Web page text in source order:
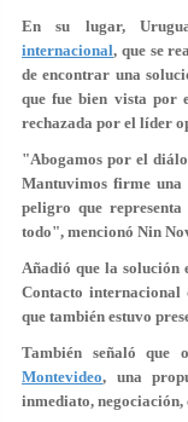
En su lugar,
internacional, que se
de encontrar una
que fue bien vista por
rechazada por el líder
"Abogamos por el
Mantuvimos firme una
peligro que
todo", mencionó Nin
Añadió que la solución
Contacto internacional
que también estuvo
También señaló
Montevideo, una
inmediato,